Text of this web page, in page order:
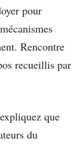
pour
Rencontre
recueillis par
que
du